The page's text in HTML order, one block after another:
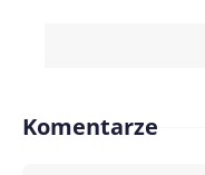
Komentarze